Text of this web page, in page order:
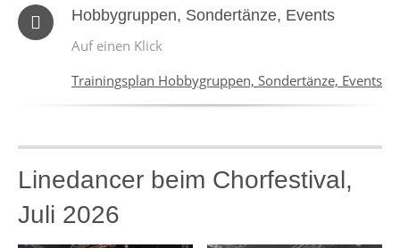
Hobbygruppen, Sondertänze, Events
Auf einen Klick
Trainingsplan Hobbygruppen, Sondertänze, Events
Linedancer beim Chorfestival,
Juli 2026